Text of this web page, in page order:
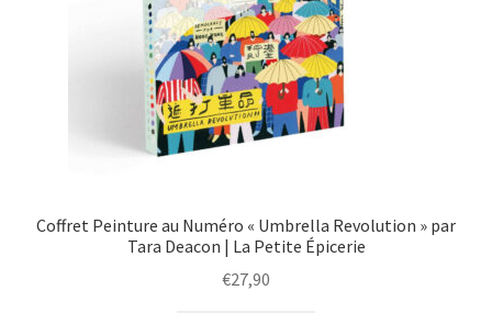
Coffret Peinture au Numéro « Umbrella Revolution » par
Tara Deacon | La Petite Épicerie
€27,90